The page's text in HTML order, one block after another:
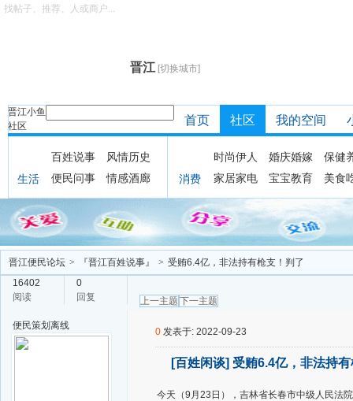
晋江 [切换城市]
晋江小鱼
社区
找帖子、推荐、人或商户...
首页 社区 我的空间
生活
百姓说事
风情历史
便民问事
情感酒廊 消费
时尚伊人 婚庆婚嫁
保健
家居家电
宝宝教育 美食
晋江便民论坛 > 『晋江百姓说事』 > 受贿6.4亿，非法持有枪支！判了
16402
阅读
0
回复
上一主题 下一主题
便民策划 离线
0 发表于: 2022-09-23
[百姓闲谈] 受贿6.4亿，非法持
今天（9月23日）， 吉林省长春市中级人民法